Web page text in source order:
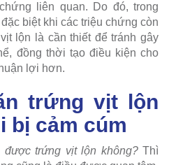
liên quan. Do đó, trong
biệt khi các triệu chứng còn
lộn là cần thiết để tránh gây
đồng thời tạo điều kiện cho
lợi hơn.
trứng vịt lộn
bị cảm cúm
được trứng vịt lộn không?Thì